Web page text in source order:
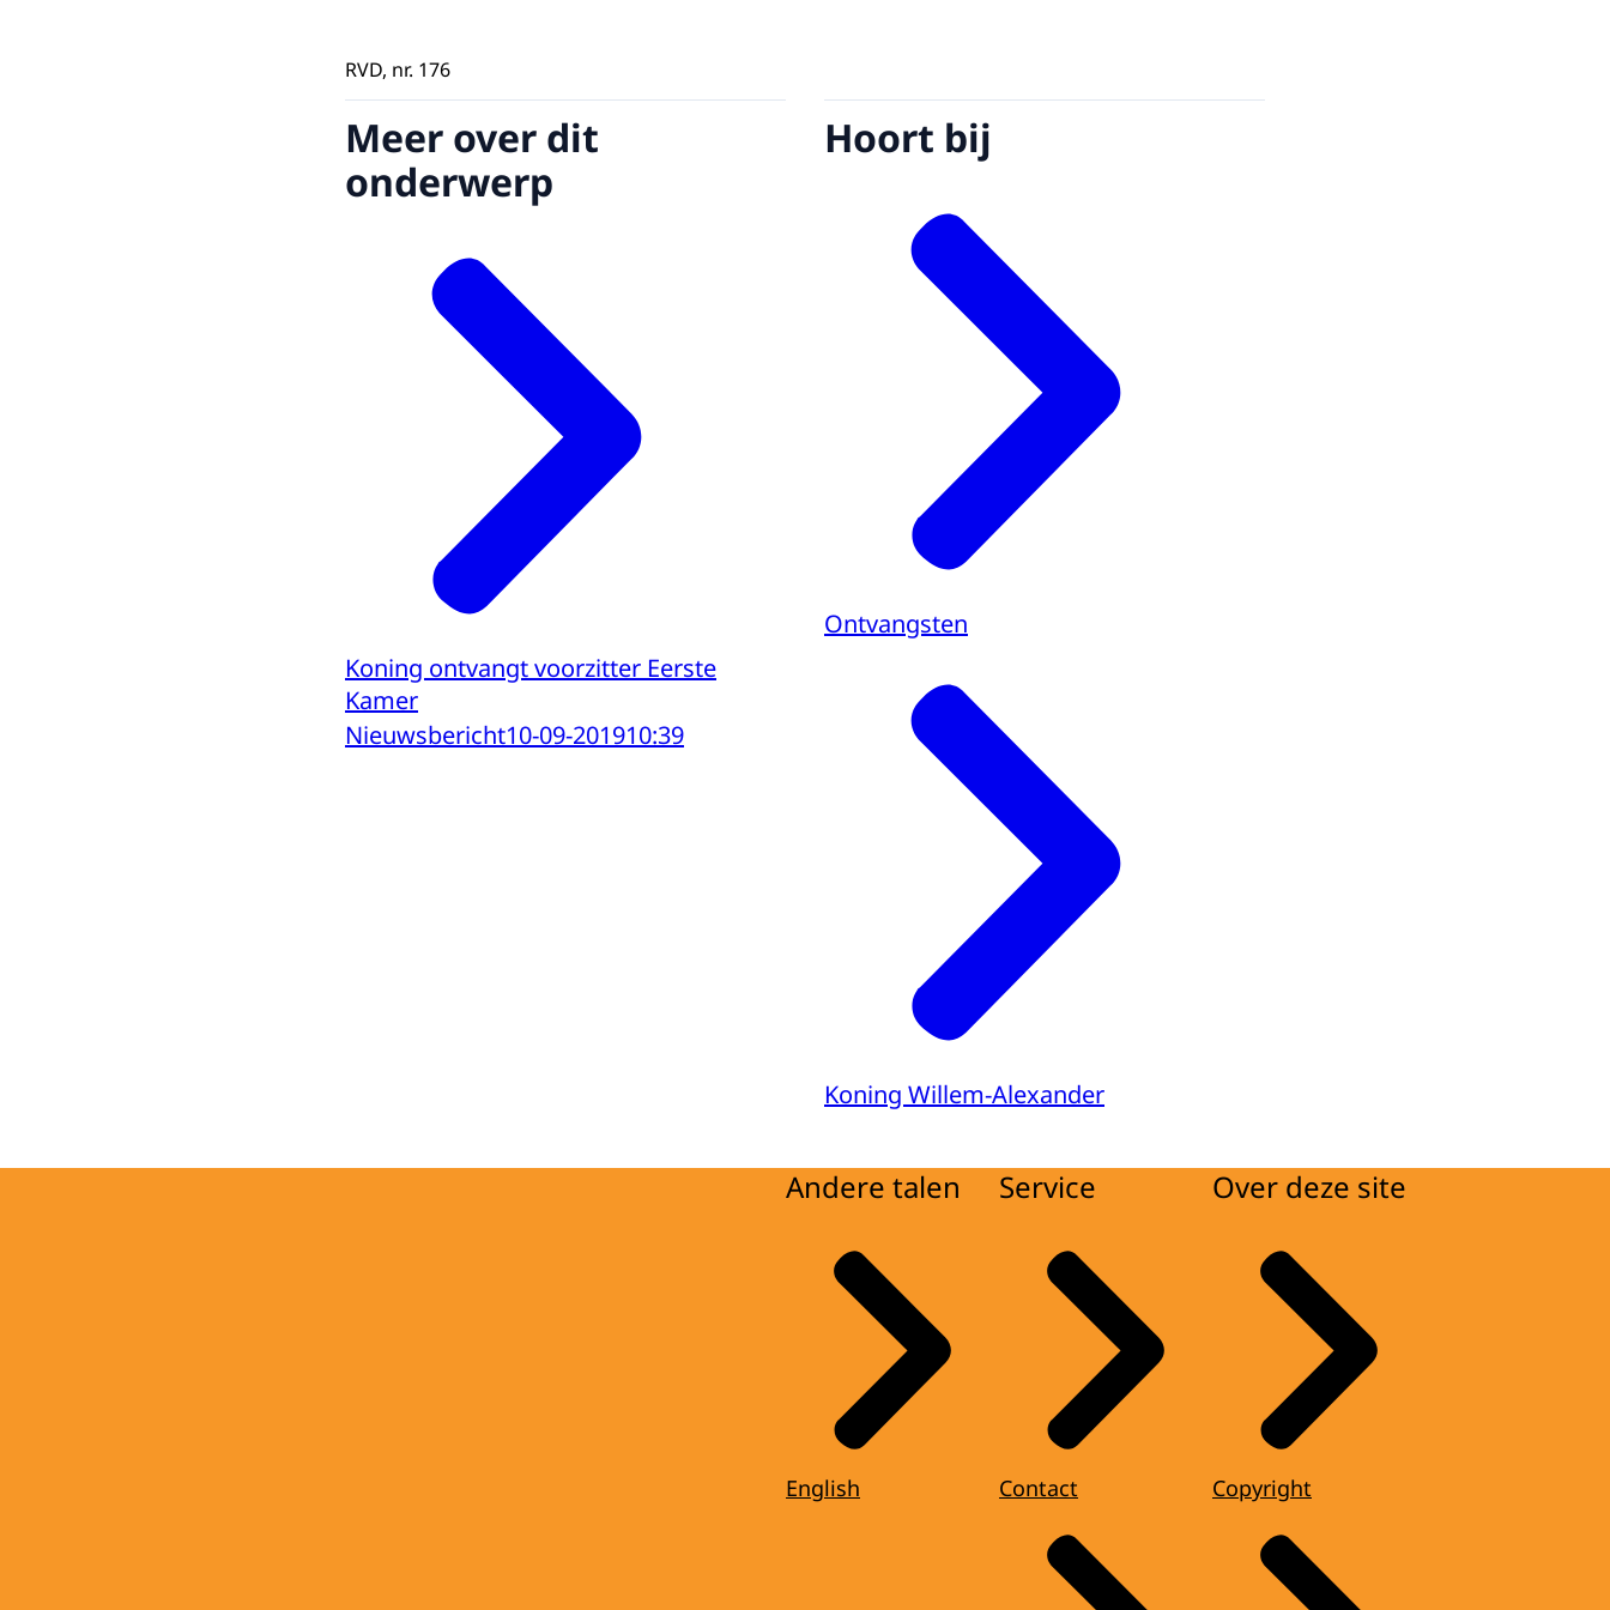
RVD, nr. 176
Meer over dit
onderwerp
Koning ontvangt voorzitter Eerste
Kamer
Nieuwsbericht10-09-201910:39
Hoort bij
Ontvangsten
Koning Willem-Alexander
Andere talen
English
Service
Contact
Over deze site
Copyright